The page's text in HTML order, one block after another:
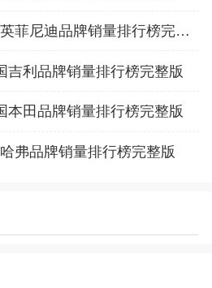
2025年2月全国英菲尼迪品牌销量排行榜完整版
吉利品牌销量排行榜完整版
本田品牌销量排行榜完整版
弗品牌销量排行榜完整版